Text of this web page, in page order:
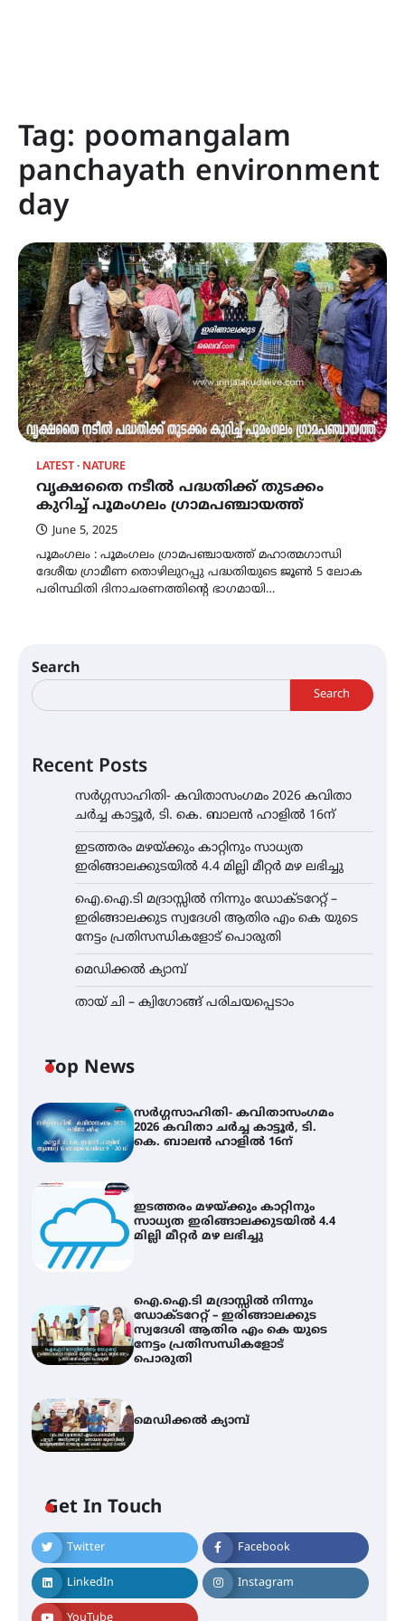
Tag: poomangalam
panchayath environment
day
LATEST NATURE
വൃക്ഷതൈ നടീൽ പദ്ധതിക്ക് തുടക്കം
കുറിച്ച് പൂമംഗലം ഗ്രാമപഞ്ചായത്ത്
June 5, 2025
പൂമംഗലം : പൂമംഗലം ഗ്രാമപഞ്ചായത്ത് മഹാത്മഗാന്ധി
ദേശീയ ഗ്രാമീണ തൊഴിലുറപ്പു പദ്ധതിയുടെ ജൂൺ 5 ലോക
പരിസ്ഥിതി ദിനാചരണത്തിൻ്റെ ഭാഗമായി…
Search
Search
Recent Posts
സർഗ്ഗസാഹിതി- കവിതാസംഗമം 2026 കവിതാ
ചർച്ച കാട്ടൂർ, ടി. കെ. ബാലൻ ഹാളിൽ 16ന്
ഇടത്തരം മഴയ്ക്കും കാറ്റിനും സാധ്യത
ഇരിങ്ങാലക്കുടയിൽ 4.4 മില്ലി മീറ്റർ മഴ ലഭിച്ചു
ഐ.ഐ.ടി മദ്രാസ്സിൽ നിന്നും ഡോക്ടറേറ്റ് –
ഇരിങ്ങാലക്കുട സ്വദേശി ആതിര എം കെ യുടെ
നേട്ടം പ്രതിസന്ധികളോട് പൊരുതി
മെഡിക്കൽ ക്യാമ്പ്
തായ് ചി – ക്വിഗോങ്ങ് പരിചയപ്പെടാം
Top News
സർഗ്ഗസാഹിതി- കവിതാസംഗമം
2026 കവിതാ ചർച്ച കാട്ടൂർ, ടി.
കെ. ബാലൻ ഹാളിൽ 16ന്
ഇടത്തരം മഴയ്ക്കും കാറ്റിനും
സാധ്യത ഇരിങ്ങാലക്കുടയിൽ 4.4
മില്ലി മീറ്റർ മഴ ലഭിച്ചു
ഐ.ഐ.ടി മദ്രാസ്സിൽ നിന്നും
ഡോക്ടറേറ്റ് – ഇരിങ്ങാലക്കുട
സ്വദേശി ആതിര എം കെ യുടെ
നേട്ടം പ്രതിസന്ധികളോട്
പൊരുതി
മെഡിക്കൽ ക്യാമ്പ്
Get In Touch
Twitter Facebook
LinkedIn Instagram
ഇടത്തരം മഴയ്ക്കും കാറ്റിനും
സാധ്യത ഇരിങ്ങാലക്കുടയിൽ 4.4
മില്ലി മീറ്റർ മഴ ലഭിച്ചു